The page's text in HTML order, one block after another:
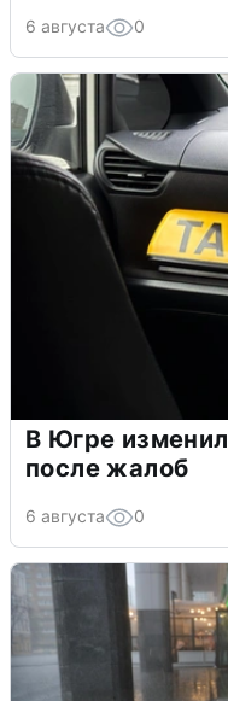
6 августа 0
В Югре
после жалоб
6 августа 0